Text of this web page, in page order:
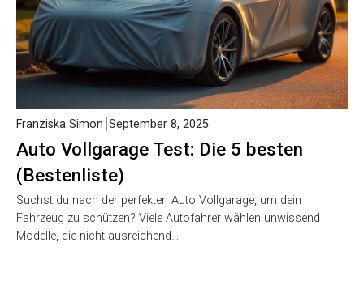
Auto Vollgarage Test: Die 5 besten
(Bestenliste)
Franziska Simon September 8, 2025
Suchst du nach der perfekten Auto Vollgarage, um dein
Fahrzeug zu schützen? Viele Autofahrer wählen unwissend
Modelle, die nicht ausreichend…